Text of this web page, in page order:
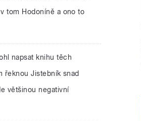
tom Hodoníně a ono to
napsat knihu těch
řeknou Jistebník snad
většinou negativní